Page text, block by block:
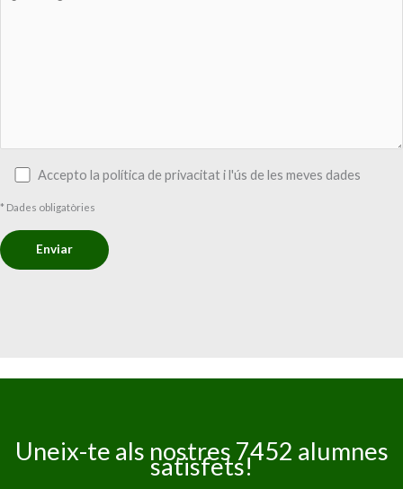
Accepto la política de privacitat i l'ús de les meves dades
* Dades obligatòries
Uneix-te als nostres 7452 alumnes
satisfets!